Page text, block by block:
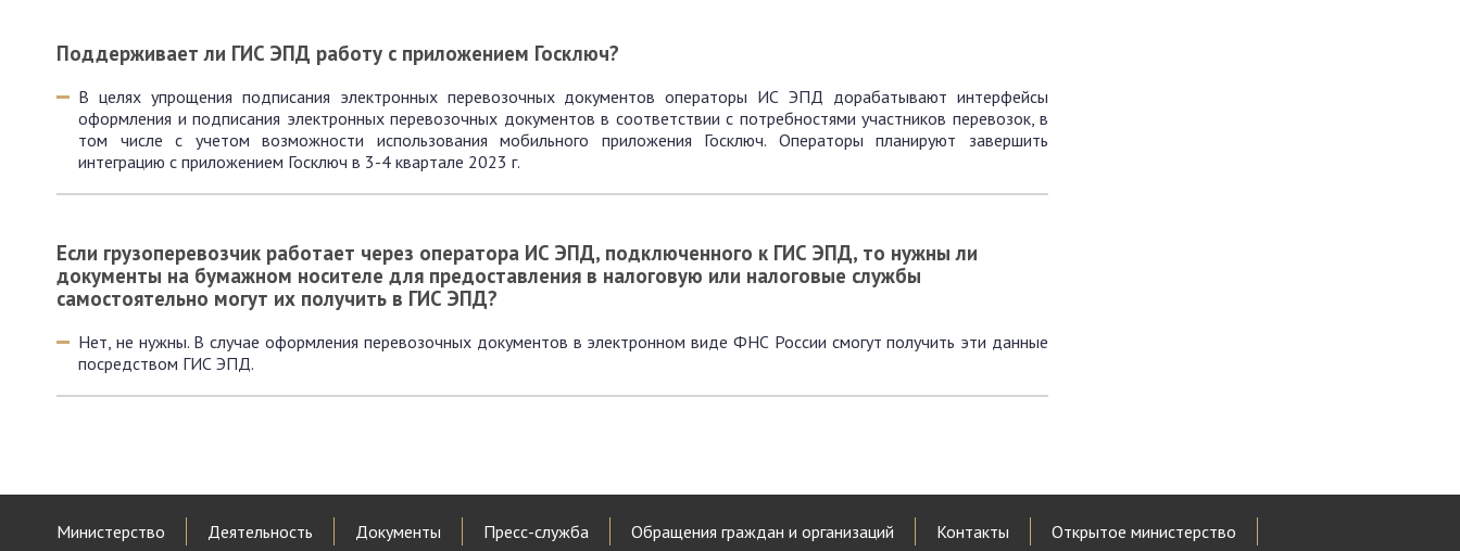
Поддерживает ли ГИС ЭПД работу с приложением Госключ?
В целях упрощения подписания электронных перевозочных документов операторы ИС ЭПД дорабатывают интерфейсы
оформления и подписания электронных перевозочных документов в соответствии с потребностями участников перевозок, в
том числе с учетом возможности использования мобильного приложения Госключ. Операторы планируют завершить
интеграцию с приложением Госключ в 3-4 квартале 2023 г.
Если грузоперевозчик работает через оператора ИС ЭПД, подключенного к ГИС ЭПД, то нужны ли
документы на бумажном носителе для предоставления в налоговую или налоговые службы
самостоятельно могут их получить в ГИС ЭПД?
Нет, не нужны. В случае оформления перевозочных документов в электронном виде ФНС России смогут получить эти данные
посредством ГИС ЭПД.
Министерство Деятельность Документы Пресс-служба Обращения граждан и организаций Контакты
Открытое министерство